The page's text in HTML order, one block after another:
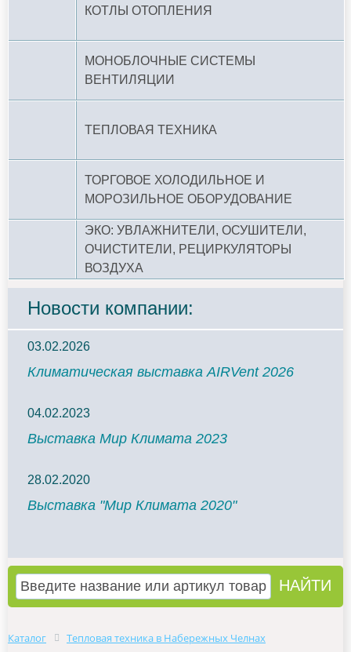
КОТЛЫ ОТОПЛЕНИЯ
МОНОБЛОЧНЫЕ СИСТЕМЫ
ВЕНТИЛЯЦИИ
ТЕПЛОВАЯ ТЕХНИКА
ТОРГОВОЕ ХОЛОДИЛЬНОЕ И
МОРОЗИЛЬНОЕ ОБОРУДОВАНИЕ
ЭКО: УВЛАЖНИТЕЛИ, ОСУШИТЕЛИ,
ОЧИСТИТЕЛИ, РЕЦИРКУЛЯТОРЫ
ВОЗДУХА
Новости компании:
03.02.2026
Климатическая выставка AIRVent 2026
04.02.2023
Выставка Мир Климата 2023
28.02.2020
Выставка "Мир Климата 2020"
Каталог
Тепловая техника в Набережных Челнах